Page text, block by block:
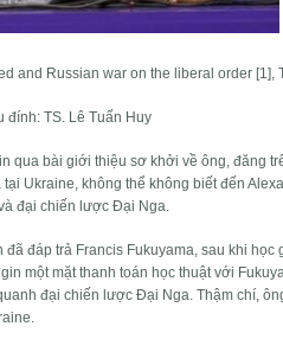
and Russian war on the liberal order [1],
đính: TS. Lê Tuấn Huy
qua bài giới thiệu sơ khởi về ông, đăng
Ukraine, không thể không biết đến
đại chiến lược Đại Nga.
đáp trả Francis Fukuyama, sau khi
một mặt thanh toán học thuật với
đại chiến lược Đại Nga. Thậm chí,